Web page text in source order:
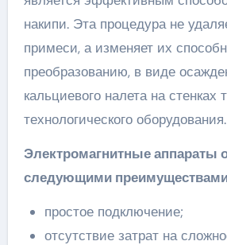
накипи. Эта процедура не
примеси, а изменяет их
преобразованию, в виде
кальциевого налета на стенках
технологического оборудования.
Электромагнитные аппараты
следующими
простое подключение;
отсутствие затрат на